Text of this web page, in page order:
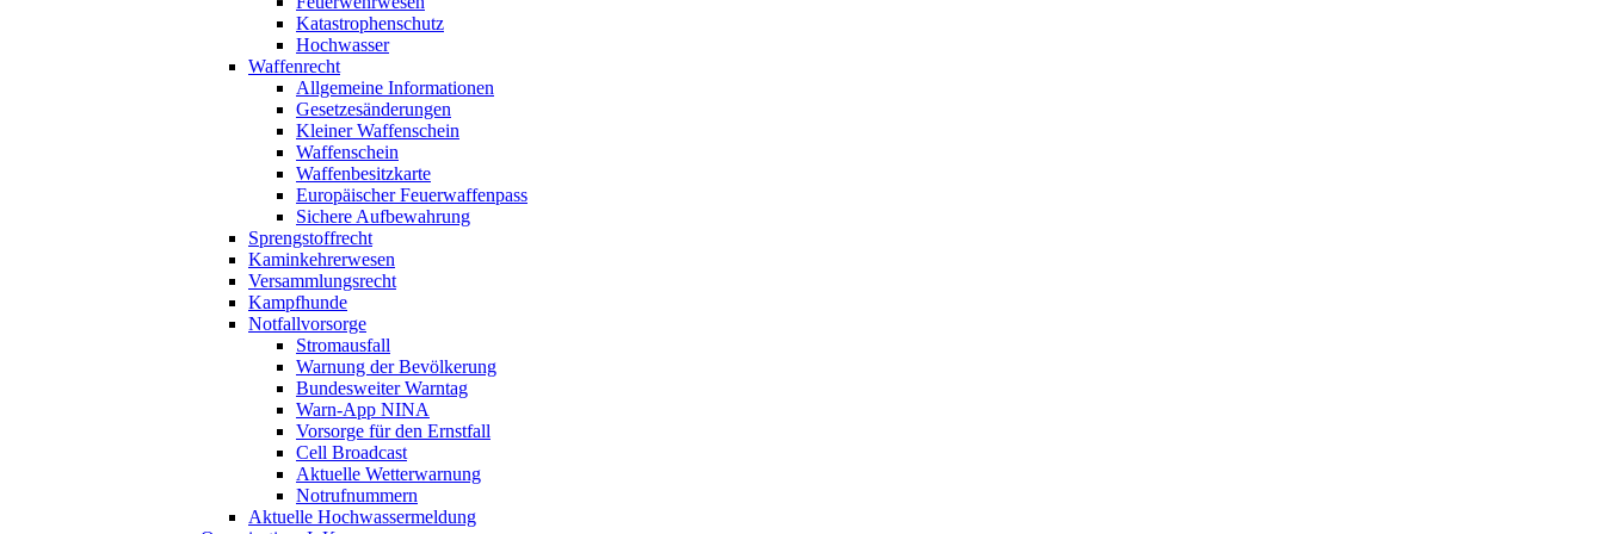
Katastrophenschutz
Hochwasser
Waffenrecht
Allgemeine Informationen
Gesetzesänderungen
Kleiner Waffenschein
Waffenschein
Waffenbesitzkarte
Europäischer Feuerwaffenpass
Sichere Aufbewahrung
Sprengstoffrecht
Kaminkehrerwesen
Versammlungsrecht
Kampfhunde
Notfallvorsorge
Stromausfall
Warnung der Bevölkerung
Bundesweiter Warntag
Warn-App NINA
Vorsorge für den Ernstfall
Cell Broadcast
Aktuelle Wetterwarnung
Notrufnummern
Aktuelle Hochwassermeldung